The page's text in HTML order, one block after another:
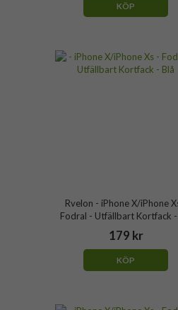
KÖP
Rvelon - iPhone X/iPhone
Fodral - Utfällbart Kortfack -
179 kr
KÖP